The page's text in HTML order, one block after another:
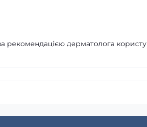
рекомендацією дерматолога